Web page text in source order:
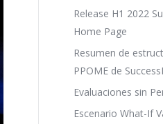
Release H1 2022
Home Page
Resumen de
PPOME de
Evaluaciones sin
Escenario What-If